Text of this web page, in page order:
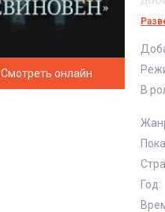
Смотреть онлайн
Она
и
В
Год: